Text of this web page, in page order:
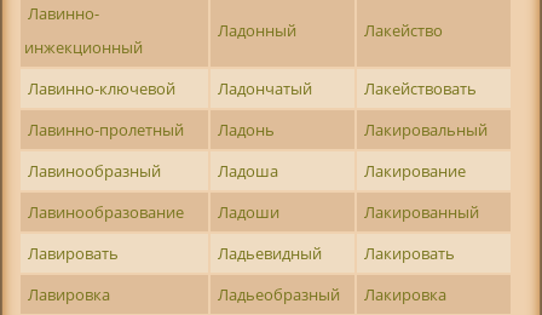
Лавинно-
инжекционный
Ладонный Лакейство
Лавинно-ключевой Ладончатый
Лакействовать
Лавинно-пролетный
Ладонь
Лакировальный
Лавинообразный
Ладоша
Лакирование
Лавинообразование
Ладоши
Лакированный
Лавировать
Ладьевидный
Лакировать
Лавировка
Ладьеобразный
Лакировка